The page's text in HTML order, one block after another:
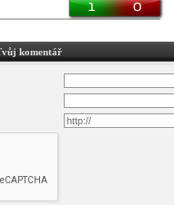
1 0
komentář